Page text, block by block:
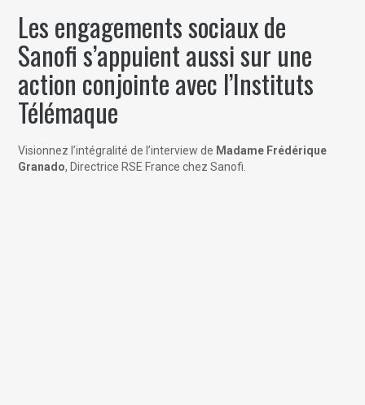
Les engagements sociaux de
Sanofi s’appuient aussi sur une
action conjointe avec l’Instituts
Télémaque
Visionnez l’intégralité de l’interview de Madame Frédérique
Granado, Directrice RSE France chez Sanofi.